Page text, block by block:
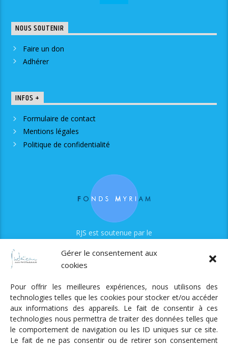
Gérer le consentement aux
cookies
Pour offrir les meilleures expériences, nous utilisons des
technologies telles que les cookies pour stocker et/ou accéder
aux informations des appareils. Le fait de consentir à ces
technologies nous permettra de traiter des données telles que
le comportement de navigation ou les ID uniques sur ce site.
Le fait de ne pas consentir ou de retirer son consentement
NOUS SOUTENIR
Faire un don
Adhérer
INFOS +
Formulaire de contact
Mentions légales
Politique de confidentialité
RJS est soutenue par le
Radio Judaica Strasbourg
Tous droits réservés